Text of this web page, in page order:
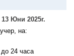
13 Юни 2025г.
на:
24 часа